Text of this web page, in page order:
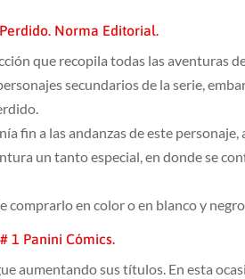
Norma Editorial.
que recopila todas las aventuras
secundarios de la serie,
fin a las andanzas de este
un tanto especial, en donde se
comprarlo en color o en blanco y
1 Panini Cómics.
aumentando sus títulos. En esta